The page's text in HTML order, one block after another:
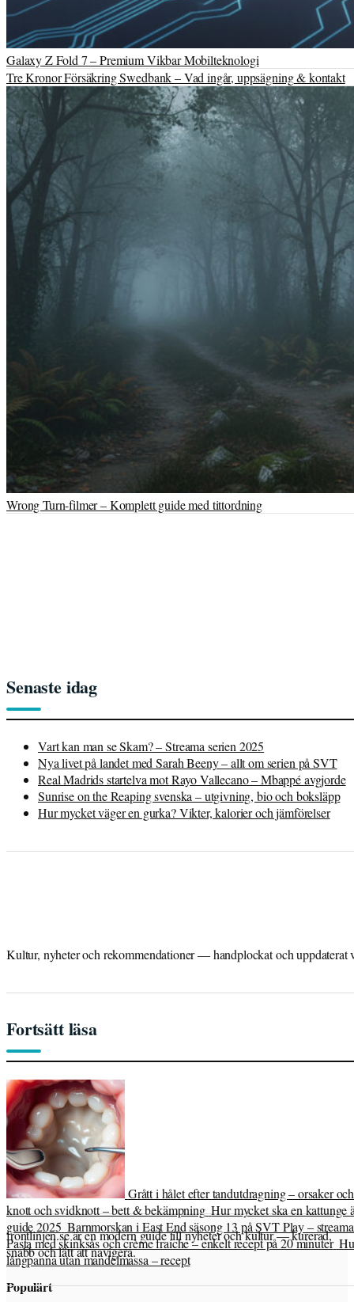
Galaxy Z Fold 7 – Premium Vikbar Mobilteknologi
Tre Kronor Försäkring Swedbank – Vad ingår, uppsägning & kontakt
Wrong Turn-filmer – Komplett guide med tittordning
Senaste idag
Vart kan man se Skam? – Streama serien 2025
Nya livet på landet med Sarah Beeny – allt om serien på SVT
Real Madrids startelva mot Rayo Vallecano – Mbappé avgjorde
Sunrise on the Reaping svenska – utgivning, bio och boksläpp
Hur mycket väger en gurka? Vikter, kalorier och jämförelser
Kultur, nyheter och rekommendationer — handplockat och uppdaterat
Fortsätt läsa
Grått i hålet efter tandutdragning – orsaker
knott och svidknott – bett & bekämpning Hur mycket ska en kattunge
guide 2025 Barnmorskan i East End säsong 13 på SVT Play –
Pasta med skinksås och crème fraiche – enkelt recept på 20 minuter
långpanna utan mandelmassa – recept
frontlinjen.se är en modern guide till nyheter och kultur — kurerad,
snabb och lätt att navigera.
Populärt